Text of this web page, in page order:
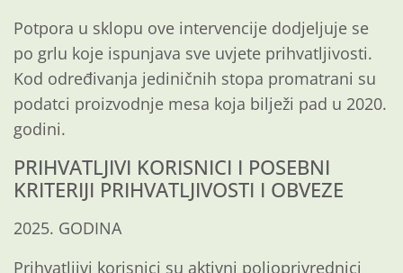
Potpora u sklopu ove intervencije dodjeljuje se
po grlu koje ispunjava sve uvjete prihvatljivosti.
Kod određivanja jediničnih stopa promatrani su
podatci proizvodnje mesa koja bilježi pad u 2020.
godini.
PRIHVATLJIVI KORISNICI I POSEBNI
KRITERIJI PRIHVATLJIVOSTI I OBVEZE
2025. GODINA
Prihvatljivi korisnici su aktivni poljoprivrednici